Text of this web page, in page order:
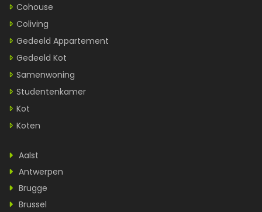
Cohouse
Coliving
Gedeeld Appartement
Gedeeld Kot
Samenwoning
Studentenkamer
Kot
Koten
Aalst
Antwerpen
Brugge
Brussel